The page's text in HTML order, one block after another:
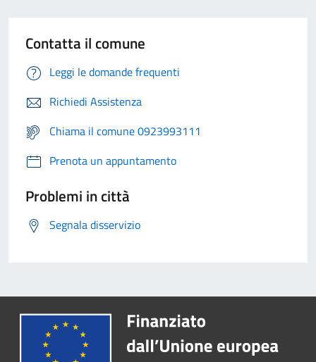
Contatta il comune
Leggi le domande frequenti
Richiedi Assistenza
Chiama il comune 0923993111
Prenota un appuntamento
Problemi in città
Segnala disservizio